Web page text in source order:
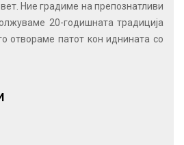
Ние градиме на препознатливи
20-годишната традиција
отвораме патот кон иднината со